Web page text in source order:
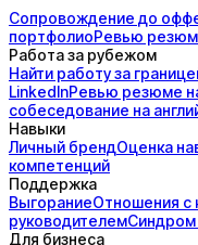
Сопровождение до
портфолиоРевью
Работа за рубежом
Найти работу за
LinkedInРевью резюме
собеседование на
Навыки
Личный брендОценка
компетенций
Поддержка
ВыгораниеОтношения с
руководителемСиндром
Для бизнеса